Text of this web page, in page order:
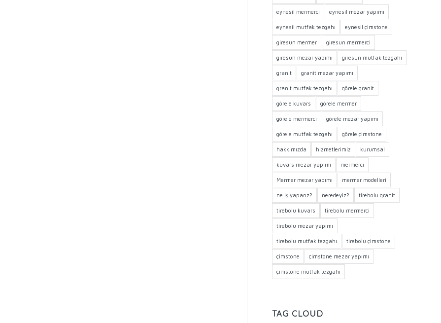
eynesil mermerci eynesil mezar yapımı
eynesil mutfak tezgahı eynesil çimstone
giresun mermer giresun mermerci
giresun mezar yapımı giresun mutfak tezgahı
granit granit mezar yapımı
granit mutfak tezgahı görele granit
görele kuvars görele mermer
görele mermerci görele mezar yapımı
görele mutfak tezgahı görele çimstone
hakkımızda hizmetlerimiz kurumsal
kuvars mezar yapımı mermerci
Mermer mezar yapımı mermer modelleri
ne iş yaparız? neredeyiz? tirebolu granit
tirebolu kuvars tirebolu mermerci
tirebolu mezar yapımı
tirebolu mutfak tezgahı tirebolu çimstone
çimstone çimstone mezar yapımı
çimstone mutfak tezgahı
TAG CLOUD